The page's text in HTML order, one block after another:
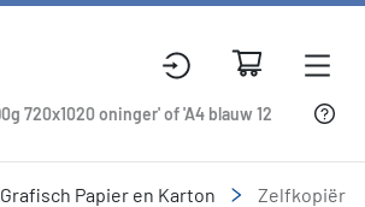
Grafisch Papier en Karton